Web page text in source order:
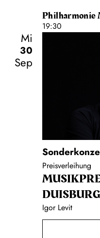
Philharmonie
19:30
Mi
30
Sep
Preisverleihung
Igor Levit